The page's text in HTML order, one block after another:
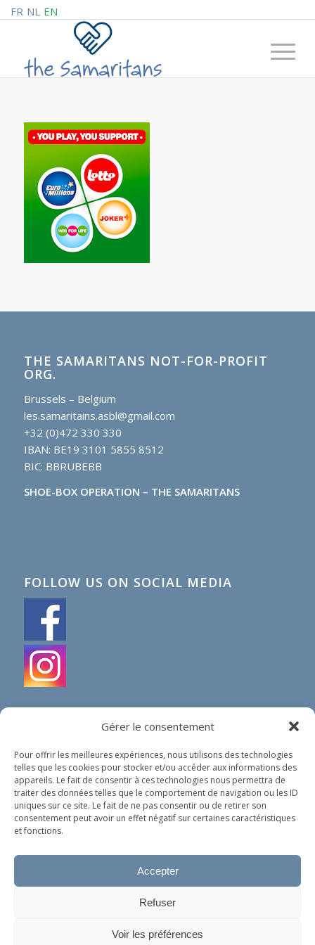
Gérer le consentement
Pour offrir les meilleures expériences, nous utilisons des technologies
telles que les cookies pour stocker et/ou accéder aux informations des
appareils. Le fait de consentir à ces technologies nous permettra de
traiter des données telles que le comportement de navigation ou les ID
uniques sur ce site. Le fait de ne pas consentir ou de retirer son
consentement peut avoir un effet négatif sur certaines caractéristiques
et fonctions.
Accepter
Refuser
Voir les préférences
FR NL EN
THE SAMARITANS NOT-FOR-PROFIT
ORG.
Brussels – Belgium
les.samaritains.asbl@gmail.com
+32 (0)472 330 330
IBAN: BE19 3101 5855 8512
BIC: BBRUBEBB
SHOE-BOX OPERATION – THE SAMARITANS
FOLLOW US ON SOCIAL MEDIA
IN SHORT
Our organization does not spread any political nor
religious ideology. Our only goal is to help people in
need, whoever they are and wherever they come
Privacy policy (in French)
acceptez leur utilisation.